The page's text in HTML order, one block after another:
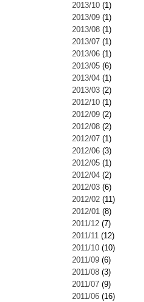
2013/10 (1)
2013/09 (1)
2013/08 (1)
2013/07 (1)
2013/06 (1)
2013/05 (6)
2013/04 (1)
2013/03 (2)
2012/10 (1)
2012/09 (2)
2012/08 (2)
2012/07 (1)
2012/06 (3)
2012/05 (1)
2012/04 (2)
2012/03 (6)
2012/02 (11)
2012/01 (8)
2011/12 (7)
2011/11 (12)
2011/10 (10)
2011/09 (6)
2011/08 (3)
2011/07 (9)
2011/06 (16)